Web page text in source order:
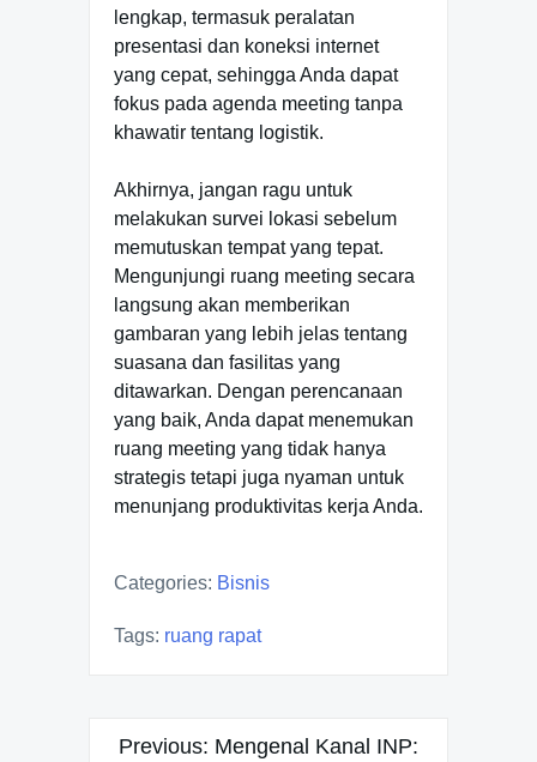
lengkap, termasuk peralatan
presentasi dan koneksi internet
yang cepat, sehingga Anda dapat
fokus pada agenda meeting tanpa
khawatir tentang logistik.
Akhirnya, jangan ragu untuk
melakukan survei lokasi sebelum
memutuskan tempat yang tepat.
Mengunjungi ruang meeting secara
langsung akan memberikan
gambaran yang lebih jelas tentang
suasana dan fasilitas yang
ditawarkan. Dengan perencanaan
yang baik, Anda dapat menemukan
ruang meeting yang tidak hanya
strategis tetapi juga nyaman untuk
menunjang produktivitas kerja Anda.
Categories: Bisnis
Tags: ruang rapat
Post
Previous: Mengenal Kanal INP: